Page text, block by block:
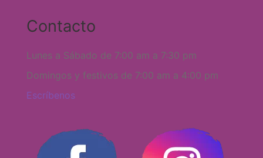
Contacto
Lunes a Sábado de 7:00 am a 7:30 pm
Domingos y festivos de 7:00 am a 4:00 pm
Escríbenos